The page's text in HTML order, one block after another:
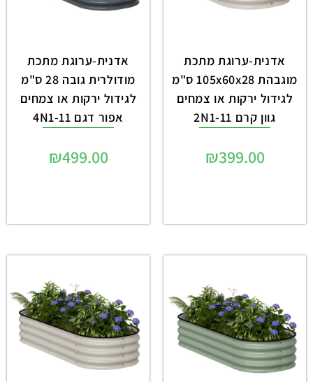
אדנית-ערוגת מתכת
מוגבהת 105x60x28 ס"מ
לגידול ירקות או צמחים
גוון קרם 2N1-11
₪399.00
אדנית-ערוגת מתכת
מודולרית גובה 28 ס"מ
לגידול ירקות או צמחים
אפור דגם 4N1-11
₪499.00